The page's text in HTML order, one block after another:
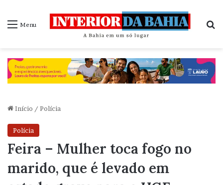
Menu
Início / Polícia
Polícia
Feira – Mulher toca fogo no
marido, que é levado em